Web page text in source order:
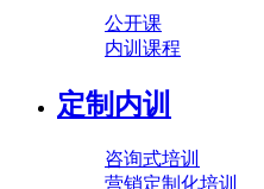
公开课
内训课程
定制内训
咨询式培训
营销定制化培训